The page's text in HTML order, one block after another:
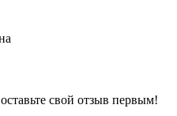
свой отзыв первым!